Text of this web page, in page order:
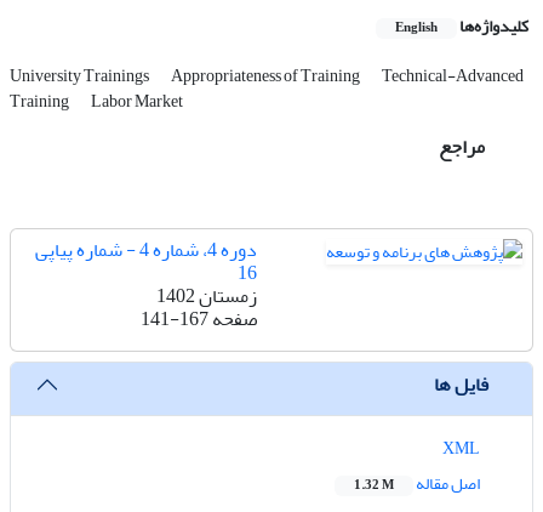
کلیدواژه‌ها English
University Trainings Appropriateness of Training Technical-Advanced
Training Labor Market
مراجع
دوره 4، شماره 4 - شماره پیاپی
16
زمستان 1402
صفحه141-167
فایل ها
اصل مقاله
1.32 M